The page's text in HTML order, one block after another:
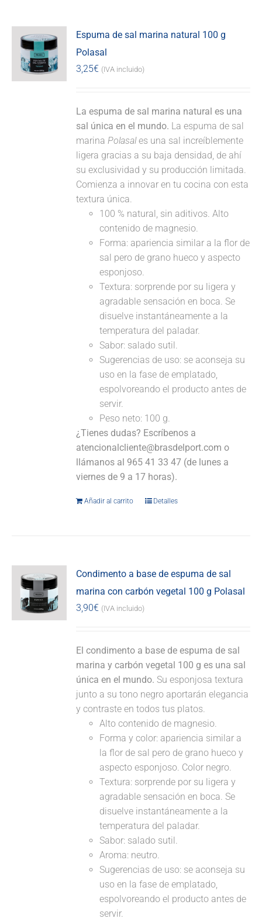
Espuma de sal marina natural 100 g
Polasal
3,25€ (IVA incluido)
La espuma de sal marina natural es una
sal única en el mundo. La espuma de sal
marinaPolasales una sal increíblemente
ligera gracias a su baja densidad, de ahí
su exclusividad y su producción limitada.
Comienza a innovar en tu cocina con esta
textura única.
100 % natural, sin aditivos. Alto
contenido de magnesio.
Forma: apariencia similar a la flor de
sal pero de grano hueco y aspecto
esponjoso.
Textura: sorprende por su ligera y
agradable sensación en boca. Se
disuelve instantáneamente a la
temperatura del paladar.
Sabor: salado sutil.
Sugerencias de uso: se aconseja su
uso en la fase de emplatado,
espolvoreando el producto antes de
servir.
Peso neto: 100 g.
¿Tienes dudas? Escríbenos a
atencionalcliente@brasdelport.com o
llámanos al 965 41 33 47 (de lunes a
viernes de 9 a 17 horas).
Añadir al carrito Detalles
Condimento a base de espuma de sal
marina con carbón vegetal 100 g Polasal
3,90€ (IVA incluido)
El condimento a base de espuma de sal
marina y carbón vegetal 100 g es una sal
única en el mundo. Su esponjosa textura
junto a su tono negro aportarán elegancia
y contraste en todos tus platos.
Alto contenido de magnesio.
Forma y color: apariencia similar a
la flor de sal pero de grano hueco y
aspecto esponjoso. Color negro.
Textura: sorprende por su ligera y
agradable sensación en boca. Se
disuelve instantáneamente a la
temperatura del paladar.
Sabor: salado sutil.
Aroma: neutro.
Sugerencias de uso: se aconseja su
uso en la fase de emplatado,
espolvoreando el producto antes de
servir.